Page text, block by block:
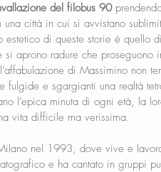
del filobus 90
una città in cui si avvistano
estetico di queste storie è quello
si aprono radure che
di Massimino non
fulgide e sgargianti una realtà
l’epica minuta di ogni età, la
vita difficile ma verissima.
nel 1993, dove vive e
e ha cantato in gruppi